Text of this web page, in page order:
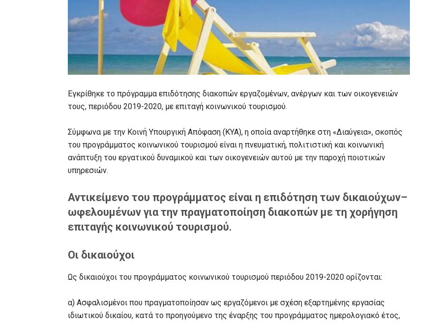
Εγκρίθηκε το πρόγραμμα επιδότησης διακοπών εργαζομένων, ανέργων και των οικογενειών
τους, περιόδου 2019-2020, με επιταγή κοινωνικού τουρισμού.
Σύμφωνα με την Κοινή Υπουργική Απόφαση (ΚΥΑ), η οποία αναρτήθηκε στη «Διαύγεια», σκοπός
του προγράμματος κοινωνικού τουρισμού είναι η πνευματική, πολιτιστική και κοινωνική
ανάπτυξη του εργατικού δυναμικού και των οικογενειών αυτού με την παροχή ποιοτικών
υπηρεσιών.
Αντικείμενο του προγράμματος είναι η επιδότηση των δικαιούχων–
ωφελουμένων για την πραγματοποίηση διακοπών με τη χορήγηση
επιταγής κοινωνικού τουρισμού.
Οι δικαιούχοι
Ως δικαιούχοι του προγράμματος κοινωνικού τουρισμού περιόδου 2019-2020 ορίζονται:
α) Ασφαλισμένοι που πραγματοποίησαν ως εργαζόμενοι με σχέση εξαρτημένης εργασίας
ιδιωτικού δικαίου, κατά το προηγούμενο της έναρξης του προγράμματος ημερολογιακό έτος,